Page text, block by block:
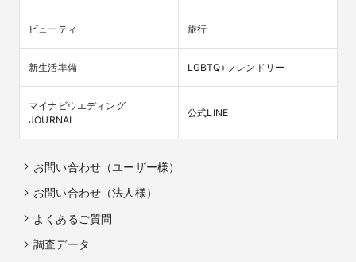
ビューティ 旅行
新生活準備 LGBTQ+フレンドリー
マイナビウエディング
JOURNAL
公式LINE
お問い合わせ（ユーザー様）
お問い合わせ（法人様）
よくあるご質問
調査データ